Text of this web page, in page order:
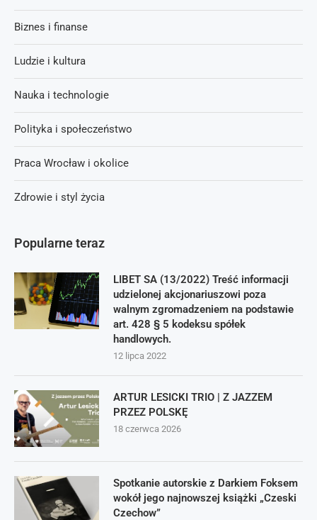
Popularne teraz
LIBET SA (13/2022) Treść informacji
udzielonej akcjonariuszowi poza
walnym zgromadzeniem na podstawie
art. 428 § 5 kodeksu spółek
handlowych.
12 lipca 2022
ARTUR LESICKI TRIO | Z JAZZEM
PRZEZ POLSKĘ
18 czerwca 2026
Spotkanie autorskie z Darkiem Foksem
wokół jego najnowszej książki „Czeski
Czechow”
Biznes i finanse
Ludzie i kultura
Nauka i technologie
Polityka i społeczeństwo
Praca Wrocław i okolice
Zdrowie i styl życia